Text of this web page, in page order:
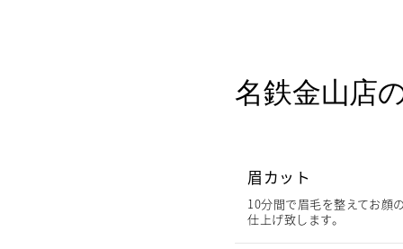
名鉄金山店
眉カット
10分間で眉毛を整えてお顔
仕上げ致します。